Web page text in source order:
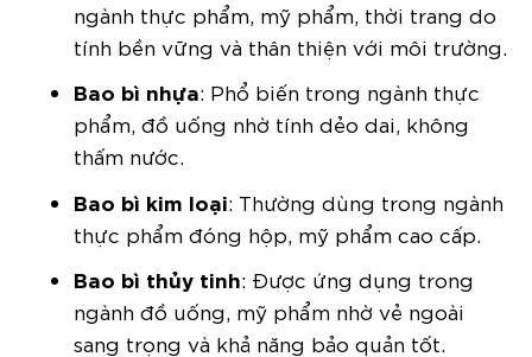
ngành thực phẩm, mỹ phẩm, thời trang do
tính bền vững và thân thiện với môi trường.
Bao bì nhựa: Phổ biến trong ngành thực
phẩm, đồ uống nhờ tính dẻo dai, không
thấm nước.
Bao bì kim loại: Thường dùng trong ngành
thực phẩm đóng hộp, mỹ phẩm cao cấp.
Bao bì thủy tinh: Được ứng dụng trong
ngành đồ uống, mỹ phẩm nhờ vẻ ngoài
sang trọng và khả năng bảo quản tốt.